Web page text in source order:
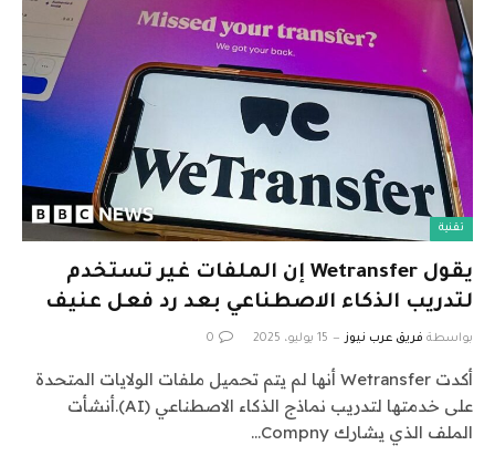
تقنية
يقول Wetransfer إن الملفات غير تستخدم
لتدريب الذكاء الاصطناعي بعد رد فعل عنيف
بواسطة فريق عرب نيوز 15 يوليو، 2025 0
أكدت Wetransfer أنها لم يتم تحميل ملفات الولايات المتحدة
على خدمتها لتدريب نماذج الذكاء الاصطناعي (AI).أنشأت
الملف الذي يشارك Compny…